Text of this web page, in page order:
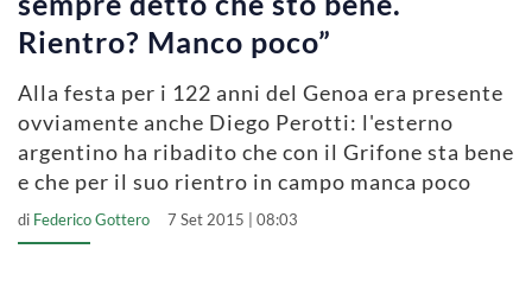
Rientro? Manco poco”
Alla festa per i 122 anni del Genoa era presente
ovviamente anche Diego Perotti: l'esterno
argentino ha ribadito che con il Grifone sta bene
e che per il suo rientro in campo manca poco
di Federico Gottero 7 Set 2015 | 08:03